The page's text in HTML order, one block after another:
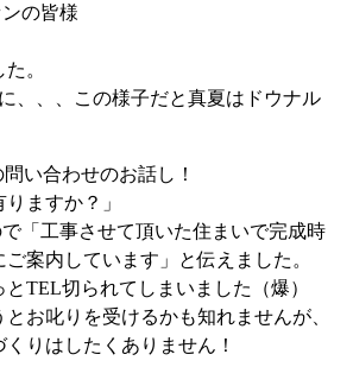
の皆様
。
、、、この様子だと真夏はドウナル
い合わせのお話し！
ますか？」
「工事させて頂いた住まいで完成時
案内しています」と伝えました。
TEL切られてしまいました（爆）
お叱りを受けるかも知れませんが、
りはしたくありません！